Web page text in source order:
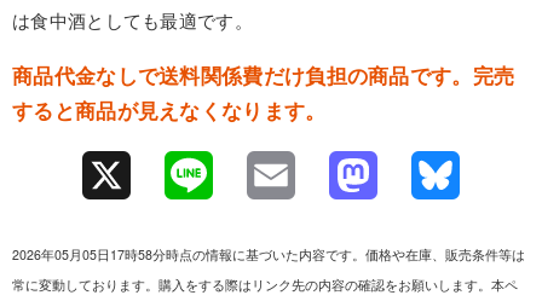
は食中酒としても最適です。
商品代金なしで送料関係費だけ負担の商品です。完売
すると商品が見えなくなります。
2026年05月05日17時58分時点の情報に基づいた内容です。価格や在庫、販売条件等は
常に変動しております。購入をする際はリンク先の内容の確認をお願いします。本ペ